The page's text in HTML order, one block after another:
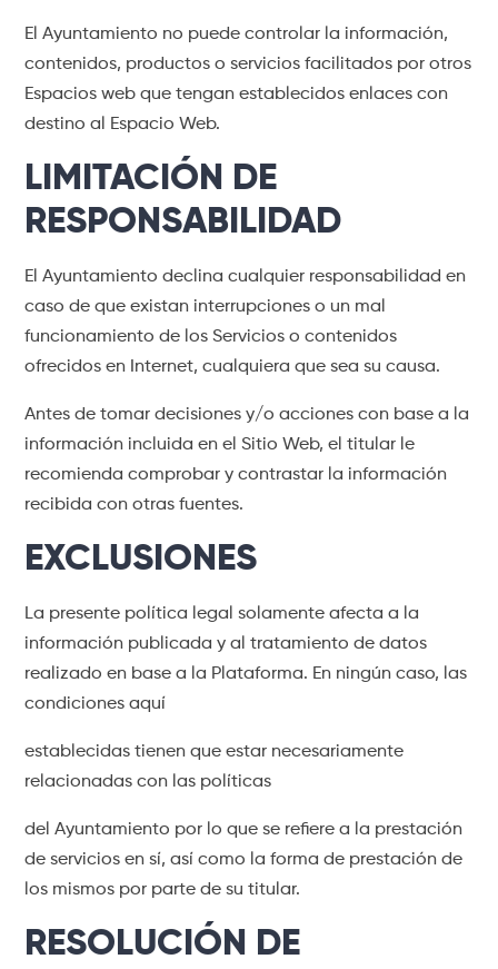
El Ayuntamiento no puede controlar la información,
contenidos, productos o servicios facilitados por otros
Espacios web que tengan establecidos enlaces con
destino al Espacio Web.
LIMITACIÓN DE
RESPONSABILIDAD
El Ayuntamiento declina cualquier responsabilidad en
caso de que existan interrupciones o un mal
funcionamiento de los Servicios o contenidos
ofrecidos en Internet, cualquiera que sea su causa.
Antes de tomar decisiones y/o acciones con base a la
información incluida en el Sitio Web, el titular le
recomienda comprobar y contrastar la información
recibida con otras fuentes.
EXCLUSIONES
La presente política legal solamente afecta a la
información publicada y al tratamiento de datos
realizado en base a la Plataforma. En ningún caso, las
condiciones aquí
establecidas tienen que estar necesariamente
relacionadas con las políticas
del Ayuntamiento por lo que se refiere a la prestación
de servicios en sí, así como la forma de prestación de
los mismos por parte de su titular.
RESOLUCIÓN DE